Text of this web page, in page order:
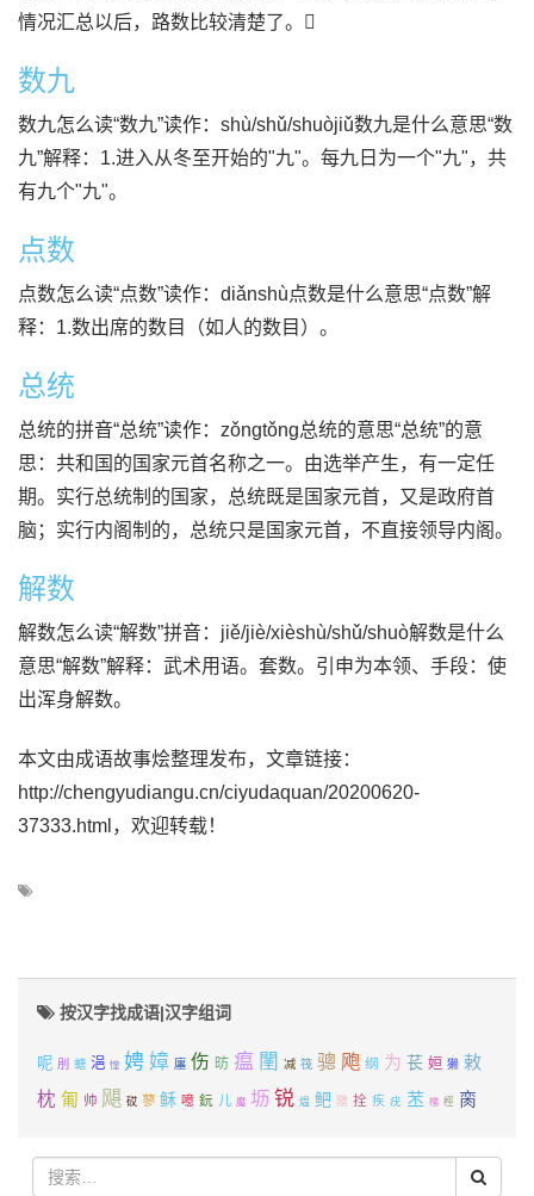
情况汇总以后，路数比较清楚了。
数九
数九怎么读“数九”读作：shù/shǔ/shuòjiǔ数九是什么意思“数
九”解释：1.进入从冬至开始的"九"。每九日为一个"九"，共
有九个"九"。
点数
点数怎么读“点数”读作：diǎnshù点数是什么意思“点数”解
释：1.数出席的数目（如人的数目）。
总统
总统的拼音“总统”读作：zǒngtǒng总统的意思“总统”的意
思：共和国的国家元首名称之一。由选举产生，有一定任
期。实行总统制的国家，总统既是国家元首，又是政府首
脑；实行内阁制的，总统只是国家元首，不直接领导内阁。
解数
解数怎么读“解数”拼音：jiě/jiè/xièshù/shǔ/shuò解数是什么
意思“解数”解释：武术用语。套数。引申为本领、手段：使
出浑身解数。
本文由成语故事烩整理发布，文章链接：
http://chengyudiangu.cn/ciyudaquan/20200620-
37333.html，欢迎转载！
按汉字找成语|汉字组词
呢 刖 螗 浥 惶 娉 嫜 廛 伤 昉 瘟 闉 减 筏 骢 飑 纲 为 苌 姮 獭 敕
枕 匍 帅 飓 砹 蓼 稣 噫 鈨 儿 魔 坜 锐 煴 鲃 隩 拴 疾 疣 苤 樏 桱 脔